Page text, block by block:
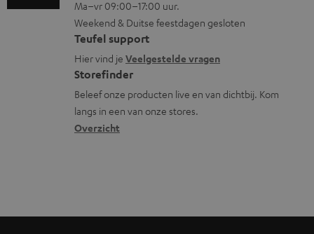
n
a
t
i
e
n
f
o
r
m
a
g
l
o
s
s
a
r
n
t
a
c
t
i
n
Ma–vr 09:00–17:00 uur.
Weekend & Duitse feestdagen gesloten
Teufel support
Hier vind je Veelgestelde vragen
Storefinder
Beleef onze producten live en van dichtbij. Kom
langs in een van onze stores.
Overzicht